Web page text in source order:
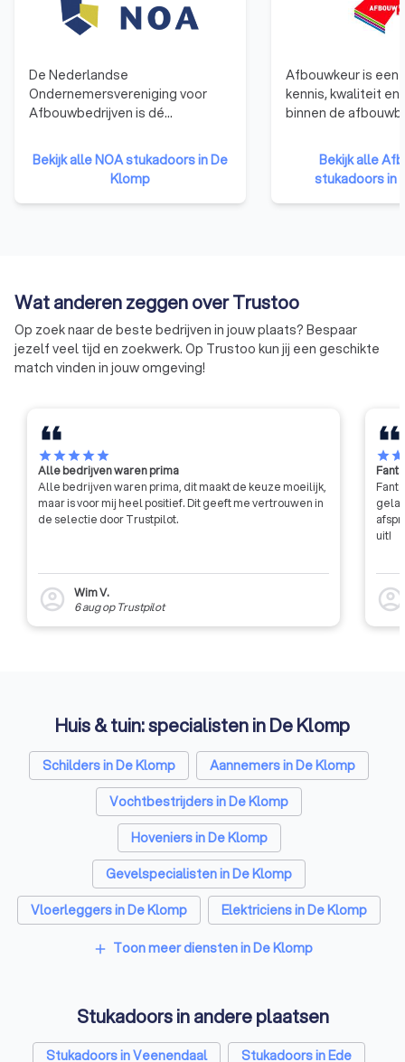
De Nederlandse
Ondernemersvereniging voor
Afbouwbedrijven is dé
ondernemers van een
stukadoors-, vloeren-, terrazzo-,
natuursteenbewerking-,
blokkenstel-, plafond- en
Bekijk alle NOA stukadoors in De
Klomp
Afbouwkeur is een
kennis, kwaliteit en
binnen de
behulp van advies
houden we het
vakwerk op peil en
mee aan de
gedegen
Bekijk alle
stukadoors in
Wat anderen zeggen over Trustoo
Op zoek naar de beste bedrijven in jouw plaats? Bespaar
jezelf veel tijd en zoekwerk. Op Trustoo kun jij een geschikte
match vinden in jouw omgeving!
starstarstarstarstar
Alle bedrijven waren prima
Alle bedrijven waren prima, dit maakt de keuze moeilijk,
maar is voor mij heel positief. Dit geeft me vertrouwen in
de selectie door Trustpilot.
account_circle
Wim V.
6 augop Trustpilot
starstar
uit!
account_circle
Huis & tuin: specialisten in De Klomp
Schilders in De Klomp
Aannemers in De Klomp
Vochtbestrijders in De Klomp
Hoveniers in De Klomp
Gevelspecialisten in De Klomp
Vloerleggers in De Klomp
Elektriciens in De Klomp
Isolatiebedrijven in De Klomp
Architecten in De Klomp
Zonwering specialisten in De Klomp
add Toon meer diensten in De Klomp
Stukadoors in andere plaatsen
Stukadoors in Veenendaal
Stukadoors in Ede